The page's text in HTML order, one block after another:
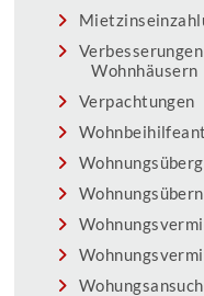
Wohnhäusern
Verpachtungen